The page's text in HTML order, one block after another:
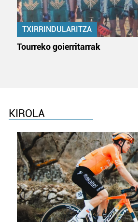
TXIRRINDULARITZA
Tourreko goierritarrak
KIROLA